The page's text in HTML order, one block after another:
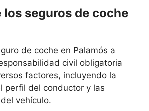
los seguros de coche
de coche en Palamós a
civil obligatoria
factores, incluyendo la
perfil del conductor y las
vehículo.